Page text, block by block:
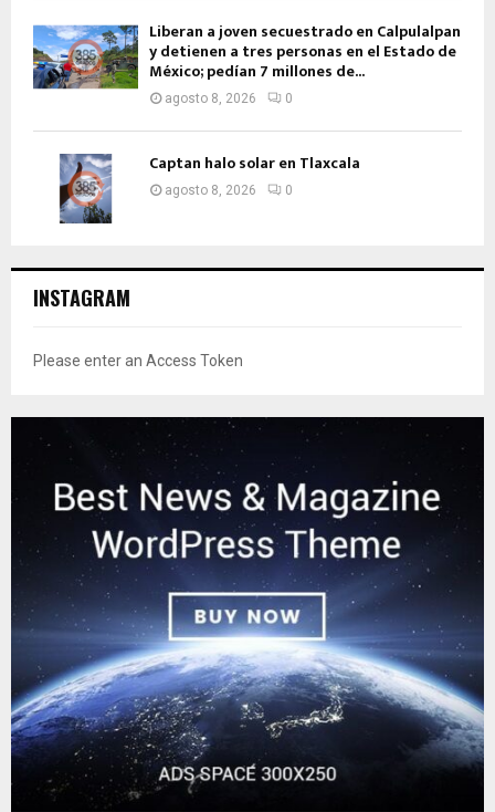
Liberan a joven secuestrado en Calpulalpan
y detienen a tres personas en el Estado de
México; pedían 7 millones de...
agosto 8, 2026 0
Captan halo solar en Tlaxcala
agosto 8, 2026 0
INSTAGRAM
Please enter an Access Token